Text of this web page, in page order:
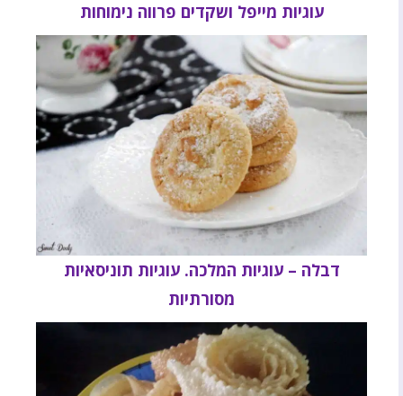
עוגיות מייפל ושקדים פרווה נימוחות
דבלה – עוגיות המלכה. עוגיות תוניסאיות
מסורתיות